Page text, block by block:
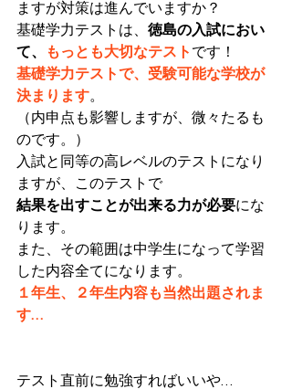
ますが対策は進んでいますか？
基礎学力テストは、 徳島の入試におい
て、
もっとも大切なテスト です！
基礎学力テストで、受験可能な学校が
決まります。
（内申点も影響しますが、微々たるも
のです。）
入試と同等の高レベルのテストになり
ますが、このテストで
結果を出すことが出来る力が必要にな
ります。
また、その範囲は中学生になって学習
した内容全てになります。
１年生、２年生内容も当然出題されま
す…
テスト直前に勉強すればいいや…